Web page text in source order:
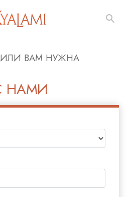
ИЛИ ВАМ НУЖНА
НАМИ